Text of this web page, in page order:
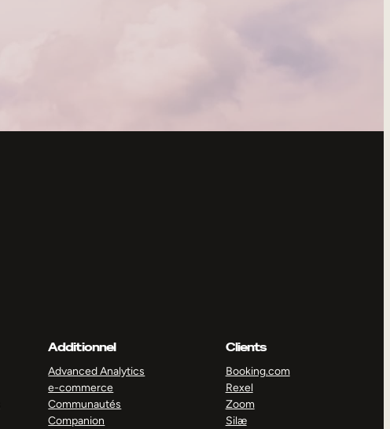
Additionnel
Advanced Analytics
e-commerce
Communautés
Companion
Clients
Booking.com
Rexel
Zoom
Silæ